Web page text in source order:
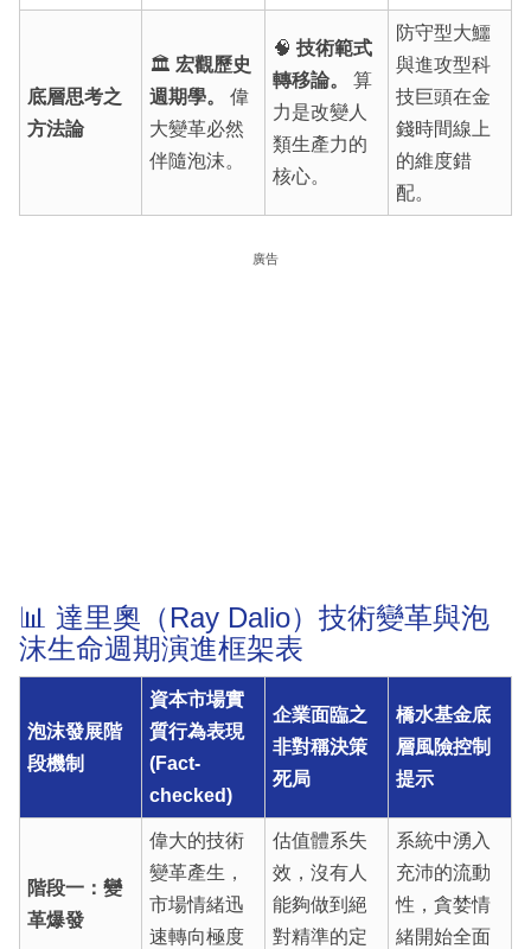
底層思考之
方法論
🏛️ 宏觀歷史
週期學。
偉
大變革必然
伴隨泡沫。
🧠 技術範式
轉移論。
算
力是改變人
類生產力的
核心。
防守型大鱷
與進攻型科
技巨頭在金
錢時間線上
的維度錯
配。
廣告
📊 達里奧（Ray Dalio）技術變革與泡
沫生命週期演進框架表
泡沫發展階
段機制
資本市場實
質行為表現
(Fact-
checked)
企業面臨之
非對稱決策
死局
橋水基金底
層風險控制
提示
階段一：變
革爆發
偉大的技術
變革產生，
市場情緒迅
速轉向極度
估值體系失
效，沒有人
能夠做到絕
對精準的定
系統中湧入
充沛的流動
性，貪婪情
緒開始全面